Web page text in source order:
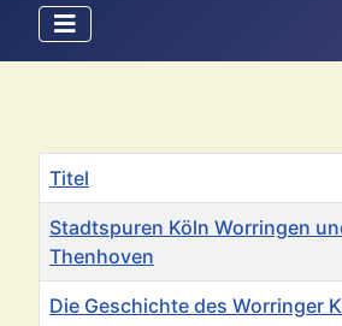
Titel
Stadtspuren Köln Worringen
Thenhoven
Die Geschichte des Worringer